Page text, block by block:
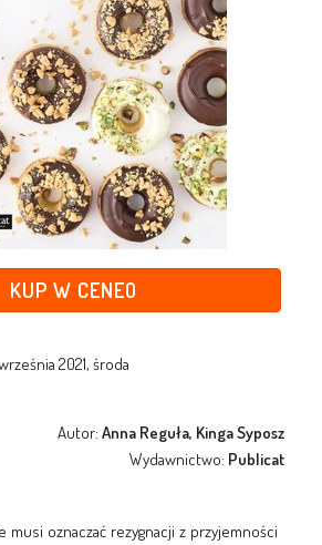
KUP W CENEO
2021, środa
Autor:Anna Reguła, Kinga Syposz
Wydawnictwo: Publicat
musi oznaczać rezygnacji z przyjemności